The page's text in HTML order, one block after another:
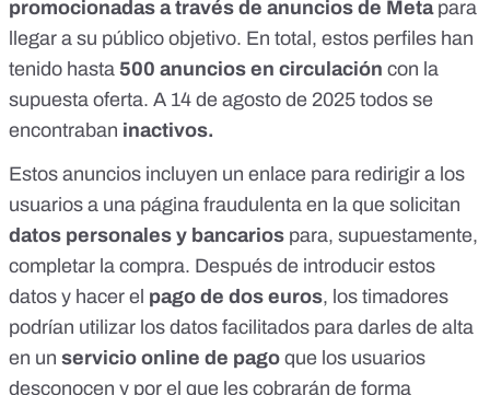
promocionadas a través de anuncios de Metapara
llegar a su público objetivo. En total, estos perfiles han
tenido hasta 500 anuncios en circulación con la
supuesta oferta. A 14 de agosto de 2025 todos se
encontraban inactivos.
Estos anuncios incluyen un enlace para redirigir a los
usuarios a una página fraudulenta en la que solicitan
datos personales y bancarios para, supuestamente,
completar la compra. Después de introducir estos
datos y hacer el pago de dos euros, los timadores
podrían utilizar los datos facilitados para darles de alta
en un servicio online de pago que los usuarios
desconocen y por el que les cobrarán de forma